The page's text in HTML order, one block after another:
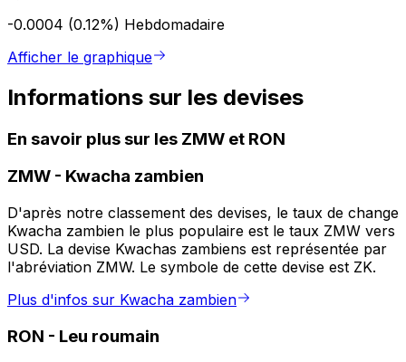
-0.0004 (0.12%) Hebdomadaire
Afficher le graphique
Informations sur les devises
En savoir plus sur les ZMW et RON
ZMW - Kwacha zambien
D'après notre classement des devises, le taux de change
Kwacha zambien le plus populaire est le taux ZMW vers
USD. La devise Kwachas zambiens est représentée par
l'abréviation ZMW. Le symbole de cette devise est ZK.
Plus d'infos sur Kwacha zambien
RON - Leu roumain